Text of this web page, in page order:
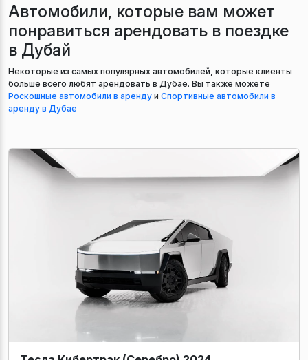
Автомобили, которые вам может
понравиться арендовать в поездке
в Дубай
Некоторые из самых популярных автомобилей, которые клиенты
больше всего любят арендовать в Дубае. Вы также можете
Роскошные автомобили в аренду и Спортивные автомобили в
аренду в Дубае